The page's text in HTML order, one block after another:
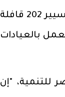
وبفضل هذا التعاون، تم تقديم الخدمات الطبية لـ 25000 طفل مستحق، من خلال تسيير 202 قافلة
الأسنان، بالإضافة إلى تخصيص 120 يوماً للعمل بالعيادات
للتنمية، "إن